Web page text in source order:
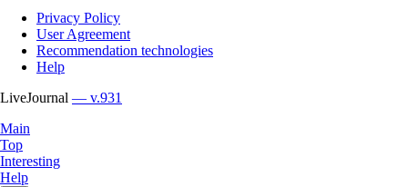
Privacy Policy
User Agreement
Recommendation technologies
Help
LiveJournal — v.931
Main
Top
Interesting
Help